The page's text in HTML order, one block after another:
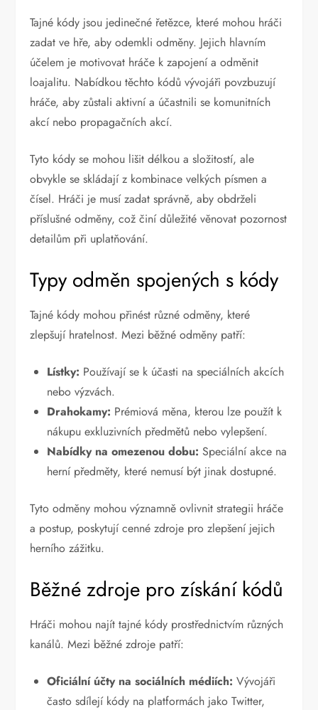
Tajné kódy jsou jedinečné řetězce, které mohou hráči
zadat ve hře, aby odemkli odměny. Jejich hlavním
účelem je motivovat hráče k zapojení a odměnit
loajalitu. Nabídkou těchto kódů vývojáři povzbuzují
hráče, aby zůstali aktivní a účastnili se komunitních
akcí nebo propagačních akcí.
Tyto kódy se mohou lišit délkou a složitostí, ale
obvykle se skládají z kombinace velkých písmen a
čísel. Hráči je musí zadat správně, aby obdrželi
příslušné odměny, což činí důležité věnovat pozornost
detailům při uplatňování.
Typy odměn spojených s kódy
Tajné kódy mohou přinést různé odměny, které
zlepšují hratelnost. Mezi běžné odměny patří:
Lístky: Používají se k účasti na speciálních akcích
nebo výzvách.
Drahokamy: Prémiová měna, kterou lze použít k
nákupu exkluzivních předmětů nebo vylepšení.
Nabídky na omezenou dobu: Speciální akce na
herní předměty, které nemusí být jinak dostupné.
Tyto odměny mohou významně ovlivnit strategii hráče
a postup, poskytují cenné zdroje pro zlepšení jejich
herního zážitku.
Běžné zdroje pro získání kódů
Hráči mohou najít tajné kódy prostřednictvím různých
kanálů. Mezi běžné zdroje patří:
Oficiální účty na sociálních médiích: Vývojáři
často sdílejí kódy na platformách jako Twitter,